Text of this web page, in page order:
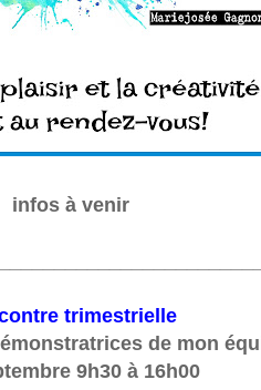
infos à venir
trimestrielle
de mon
9h30 à 16h00